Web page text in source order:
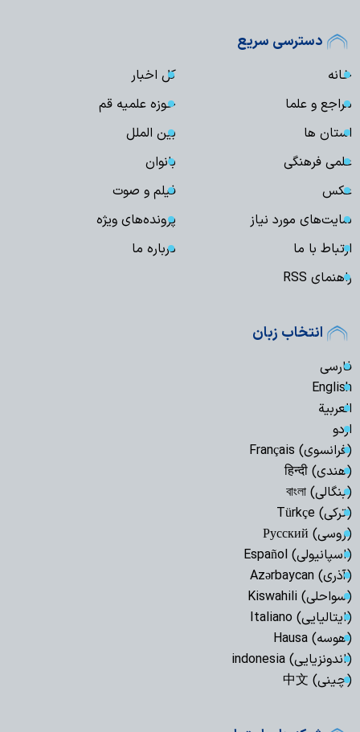
دسترسی سریع
خانه
کل اخبار
مراجع و علما
حوزه علمیه قم
استان ها
بین الملل
علمی فرهنگی
بانوان
عکس
فیلم و صوت
سایت‌های مورد نیاز
پرونده‌های ویژه
ارتباط با ما
درباره ما
راهنمای RSS
انتخاب زبان
فارسی
English
العربیة
اردو
(فرانسوی) Français
(هندی) हिन्दी
(بنگالی) বাংলা
(ترکی) Türkçe
(روسی) Русский
(اسپانیولی) Español
(آذری) Azərbaycan
(سواحلی) Kiswahili
(ایتالیایی) Italiano
(هوسه) Hausa
(اندونزیایی) indonesia
(چینی) 中文